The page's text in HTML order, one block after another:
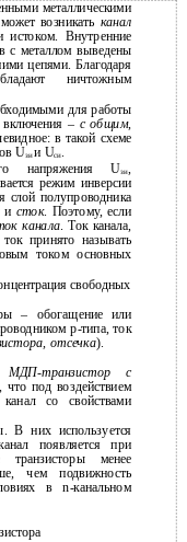
металлическими
возникать канал
Внутренние
с металлом выведены
цепями. Благодаря
ничтожным
для работы
включения – с общим,
в такой схеме
Uзии Uси.
напряжения Uзи,
режим инверсии
слой полупроводника
и сток. Поэтому, если
канала. Ток канала,
принято называть
током основных
свободных
– обогащение или
p-типа, ток
отсечка).
МДП-транзистор с
что под воздействием
со свойствами
В них используется
появляется при
менее
чем подвижность
в n-канальном